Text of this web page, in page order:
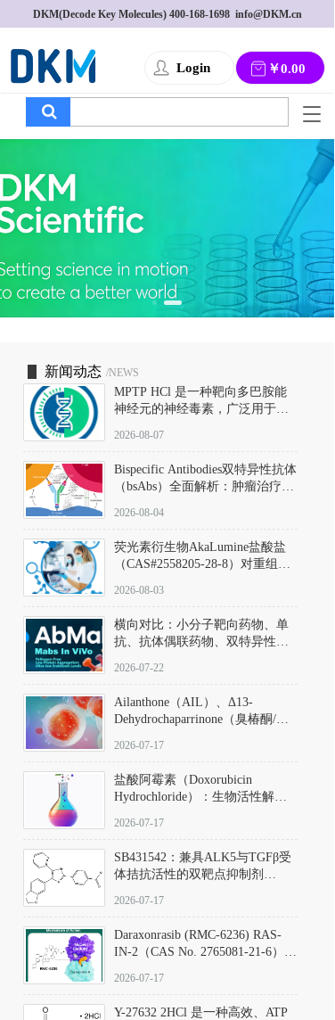
DKM(Decode Key Molecules) 400-168-1698
  info@DKM.cn
Login ￥0.00
T
g
g
l
a
v
i
g
a
新闻动态 /NEWS
MPTP HCl 是一种靶向多巴胺能
神经元的神经毒素，广泛用于构
以盐酸盐形式存在，可触发线粒
体介导的神经元凋亡。其经典应
用即为选择性损毁中脑黑质致密
部多巴胺能神经元，从而可靠模
拟帕金森病的核心病理与行为表
2026-08-07
Bispecific Antibodies双特异性抗体
（bsAbs）全面解析：肿瘤治疗的
2026-08-04
荧光素衍生物AkaLumine盐酸盐
（CAS#2558205-28-8）对重组萤
数（Km）为2.06 μM；其近红外
发光特性赋予优异的组织穿透能
力，大幅增强成像信噪比，从而
实现活体动物模型中极低给药剂
量下的高灵敏度、非侵入式生物
2026-08-03
横向对比：小分子靶向药物、单
抗、抗体偶联药物、双特异性抗
及应用瓶颈
2026-07-22
Ailanthone（AIL）、Δ13-
Dehydrochaparrinone（臭椿酮/臭
DKM货号 D806885
2026-07-17
盐酸阿霉素（Doxorubicin
Hydrochloride）：生物活性解
范
2026-07-17
SB431542：兼具ALK5与TGFβ受
体拮抗活性的双靶点抑制剂
D801067）
2026-07-17
Daraxonrasib (RMC-6236) RAS-
IN-2（CAS No. 2765081-21-6）：
向KRAS/NRAS/HRAS的广谱RAS
2026-07-17
Y-27632 2HCl 是一种高效、ATP